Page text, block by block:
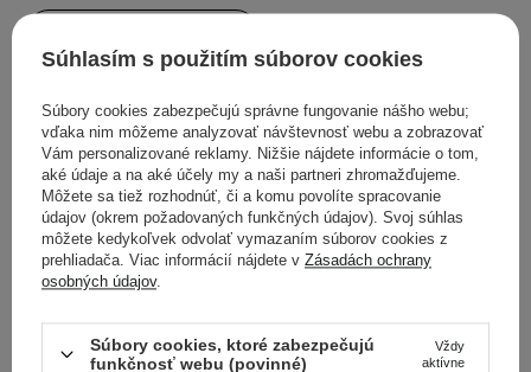
FILTROVANIE TRIEDENIE
Odporúčané pre Vás
Súhlasím s použitím súborov cookies
Súbory cookies zabezpečujú správne fungovanie nášho webu;
vďaka nim môžeme analyzovať návštevnosť webu a zobrazovať
Vám personalizované reklamy. Nižšie nájdete informácie o tom,
aké údaje a na aké účely my a naši partneri zhromažďujeme.
Môžete sa tiež rozhodnúť, či a komu povolíte spracovanie
údajov (okrem požadovaných funkčných údajov). Svoj súhlas
môžete kedykoľvek odvolať vymazaním súborov cookies z
prehliadača. Viac informácií nájdete v Zásadách ochrany
osobných údajov.
Súbory cookies, ktoré zabezpečujú
funkčnosť webu (povinné)
Vždy
aktívne